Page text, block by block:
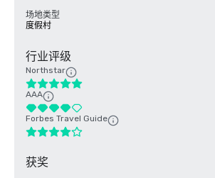
场地类型
度假村
行业评级
Northstar
AAA
Forbes Travel Guide
获奖